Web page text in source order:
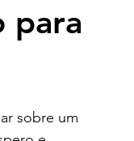
para
sobre um